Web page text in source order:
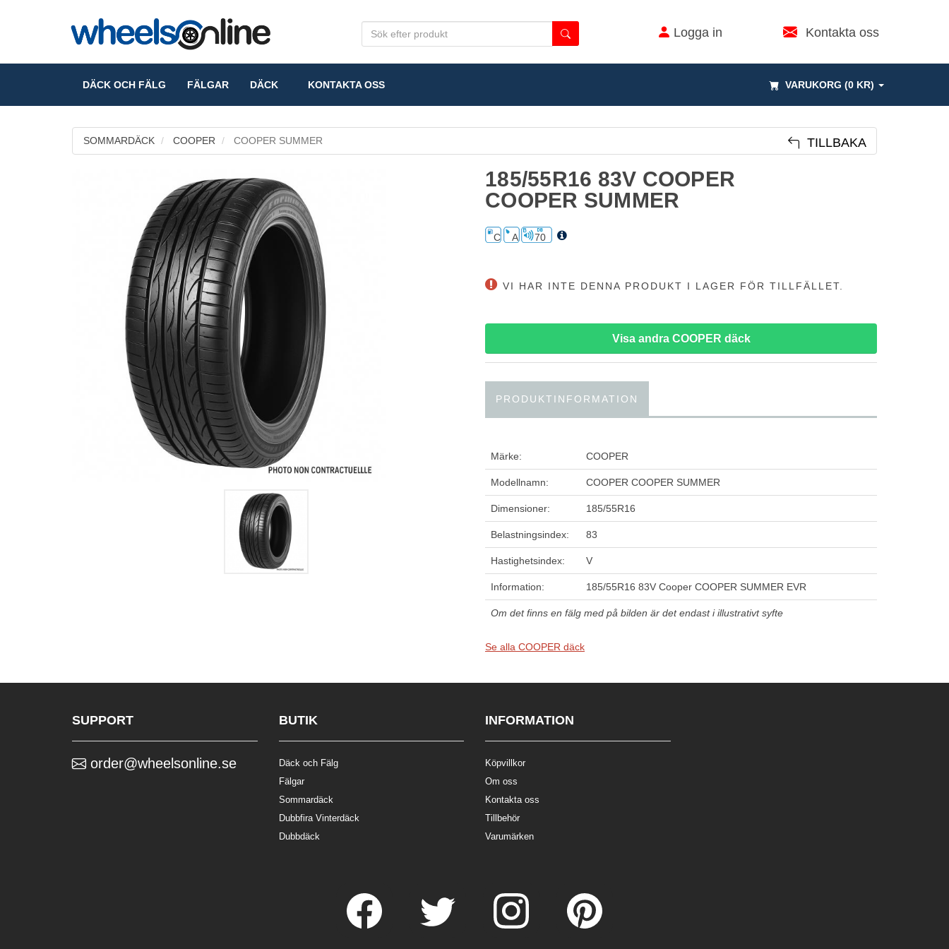
Logga in Kontakta oss
VARUKORG (0 KR)
DÄCK OCH FÄLG FÄLGAR DÄCK KONTAKTA OSS
SOMMARDÄCK COOPER COOPER SUMMER TILLBAKA
185/55R16 83V COOPER
COOPER SUMMER
C A 70
VI HAR INTE DENNA PRODUKT I LAGER FÖR TILLFÄLLET.
Visa andra COOPER däck
PRODUKTINFORMATION
Märke: COOPER
Modellnamn: COOPER COOPER SUMMER
Dimensioner: 185/55R16
Belastningsindex: 83
Hastighetsindex: V
Information: 185/55R16 83V Cooper COOPER SUMMER EVR
Om det finns en fälg med på bilden är det endast i illustrativt syfte
Se alla COOPER däck
SUPPORT
order@wheelsonline.se
BUTIK
Däck och Fälg
Fälgar
Sommardäck
Dubbfira Vinterdäck
Dubbdäck
INFORMATION
Köpvillkor
Om oss
Kontakta oss
Tillbehör
Varumärken